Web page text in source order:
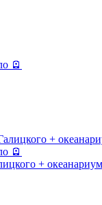
🪫
🪫
+